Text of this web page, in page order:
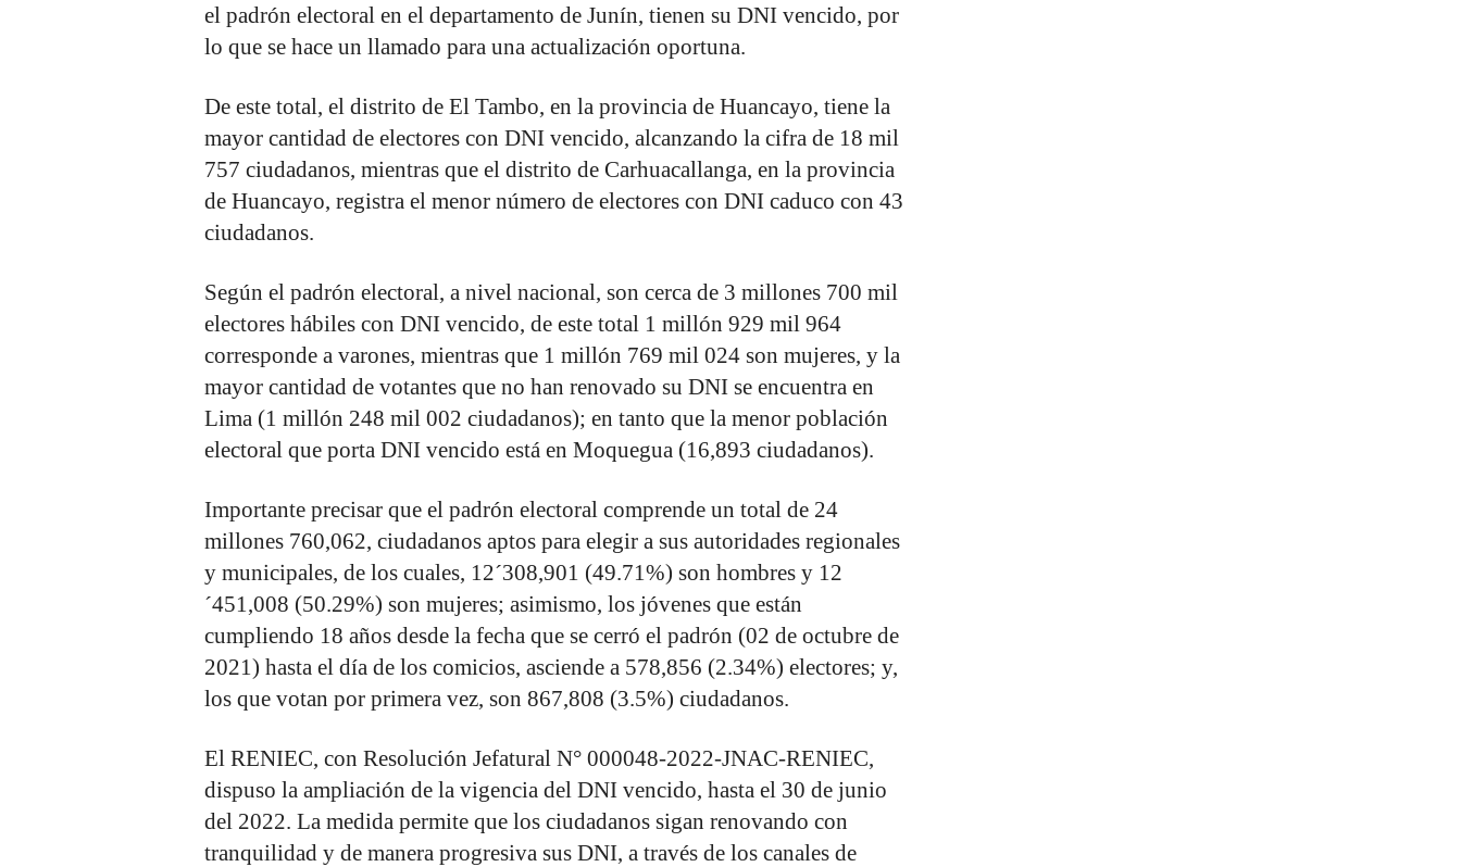
el padrón electoral en el departamento de Junín, tienen su DNI vencido, por
lo que se hace un llamado para una actualización oportuna.
De este total, el distrito de El Tambo, en la provincia de Huancayo, tiene la
mayor cantidad de electores con DNI vencido, alcanzando la cifra de 18 mil
757 ciudadanos, mientras que el distrito de Carhuacallanga, en la provincia
de Huancayo, registra el menor número de electores con DNI caduco con 43
ciudadanos.
Según el padrón electoral, a nivel nacional, son cerca de 3 millones 700 mil
electores hábiles con DNI vencido, de este total 1 millón 929 mil 964
corresponde a varones, mientras que 1 millón 769 mil 024 son mujeres, y la
mayor cantidad de votantes que no han renovado su DNI se encuentra en
Lima (1 millón 248 mil 002 ciudadanos); en tanto que la menor población
electoral que porta DNI vencido está en Moquegua (16,893 ciudadanos).
Importante precisar que el padrón electoral comprende un total de 24
millones 760,062, ciudadanos aptos para elegir a sus autoridades regionales
y municipales, de los cuales, 12´308,901 (49.71%) son hombres y 12
´451,008 (50.29%) son mujeres; asimismo, los jóvenes que están
cumpliendo 18 años desde la fecha que se cerró el padrón (02 de octubre de
2021) hasta el día de los comicios, asciende a 578,856 (2.34%) electores; y,
los que votan por primera vez, son 867,808 (3.5%) ciudadanos.
El RENIEC, con Resolución Jefatural N° 000048-2022-JNAC-RENIEC,
dispuso la ampliación de la vigencia del DNI vencido, hasta el 30 de junio
del 2022. La medida permite que los ciudadanos sigan renovando con
tranquilidad y de manera progresiva sus DNI, a través de los canales de